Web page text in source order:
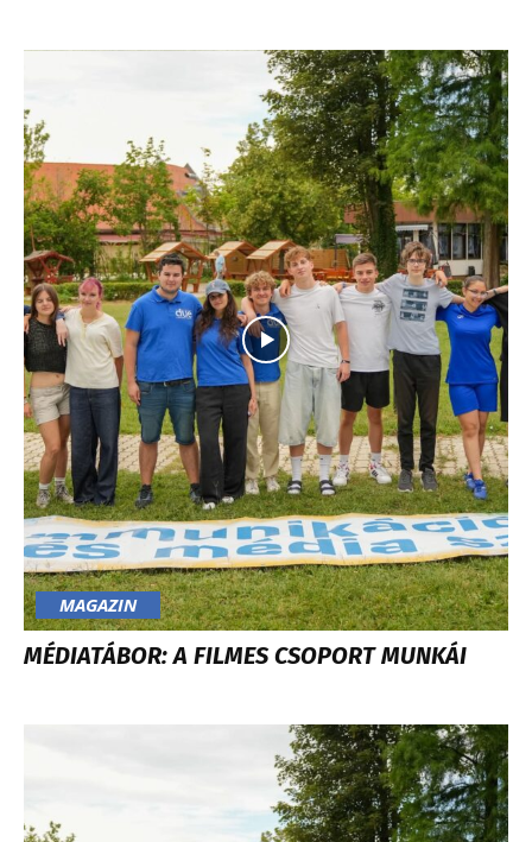
MAGAZIN
MÉDIATÁBOR: A FILMES CSOPORT MUNKÁI